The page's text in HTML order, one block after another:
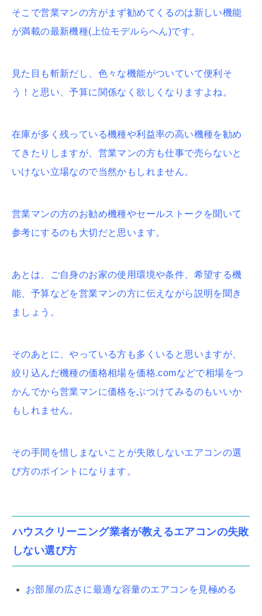
そこで営業マンの方がまず勧めてくるのは新しい機能
が満載の最新機種(上位モデルらへん)です。
見た目も斬新だし、色々な機能がついていて便利そ
う！と思い、予算に関係なく欲しくなりますよね。
在庫が多く残っている機種や利益率の高い機種を勧め
てきたりしますが、営業マンの方も仕事で売らないと
いけない立場なので当然かもしれません。
営業マンの方のお勧め機種やセールストークを聞いて
参考にするのも大切だと思います。
あとは、ご自身のお家の使用環境や条件、希望する機
能、予算などを営業マンの方に伝えながら説明を聞き
ましょう。
そのあとに、やっている方も多くいると思いますが、
絞り込んだ機種の価格相場を価格.comなどで相場をつ
かんでから営業マンに価格をぶつけてみるのもいいか
もしれません。
その手間を惜しまないことが失敗しないエアコンの選
び方のポイントになります。
ハウスクリーニング業者が教えるエアコンの失敗
しない選び方
お部屋の広さに最適な容量のエアコンを見極める